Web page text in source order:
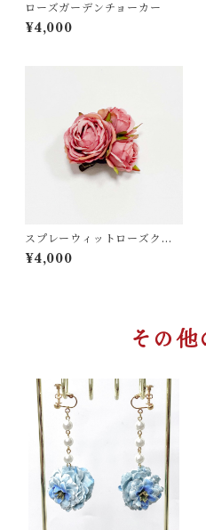
ローズガーデンチョーカー
¥4,000
スプレーウィットローズクリ
ップ＆コサージュ
¥4,000
その